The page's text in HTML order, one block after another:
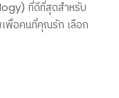
ที่ดีที่สุดสำหรับ
พื่อคนที่คุณรัก เลือก